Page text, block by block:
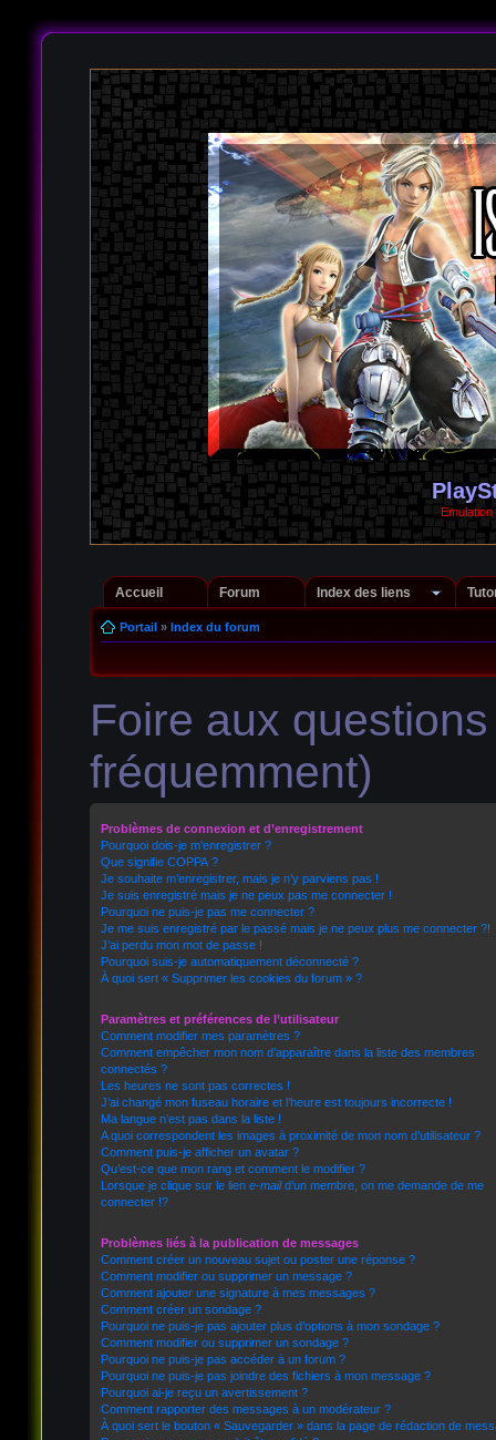
Accueil Forum Index des liens
Portail» Index du forum
Foire aux
fréquemment)
Problèmes de connexion et d’enregistrement
Pourquoi dois-je m’enregistrer ?
Que signifie COPPA ?
Je souhaite m’enregistrer, mais je n’y parviens pas !
Je suis enregistré mais je ne peux pas me connecter !
Pourquoi ne puis-je pas me connecter ?
Je me suis enregistré par le passé mais je ne peux plus me connecter ?!
J’ai perdu mon mot de passe !
Pourquoi suis-je automatiquement déconnecté ?
À quoi sert « Supprimer les cookies du forum » ?
Paramètres et préférences de l’utilisateur
Comment modifier mes paramètres ?
Comment empêcher mon nom d’apparaître dans la liste des membres
connectés ?
Les heures ne sont pas correctes !
J’ai changé mon fuseau horaire et l’heure est toujours incorrecte !
Ma langue n’est pas dans la liste !
A quoi correspondent les images à proximité de mon nom d’utilisateur ?
Comment puis-je afficher un avatar ?
Qu’est-ce que mon rang et comment le modifier ?
Lorsque je clique sur le lien e-maild’un membre, on me demande de me
connecter !?
Problèmes liés à la publication de messages
Comment créer un nouveau sujet ou poster une réponse ?
Comment modifier ou supprimer un message ?
Comment ajouter une signature à mes messages ?
Comment créer un sondage ?
Pourquoi ne puis-je pas ajouter plus d’options à mon sondage ?
Comment modifier ou supprimer un sondage ?
Pourquoi ne puis-je pas accéder à un forum ?
Pourquoi ne puis-je pas joindre des fichiers à mon message ?
Pourquoi ai-je reçu un avertissement ?
Comment rapporter des messages à un modérateur ?
À quoi sert le bouton « Sauvegarder » dans la page de rédaction de